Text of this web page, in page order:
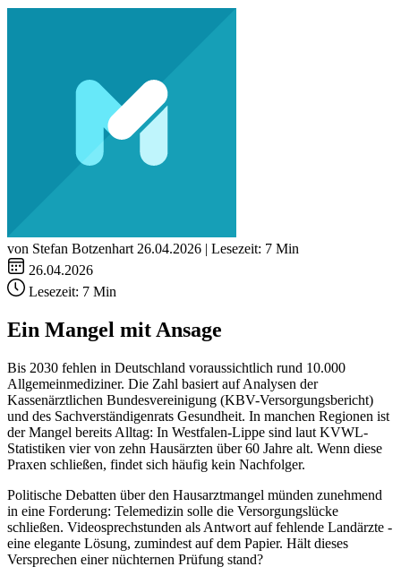
von Stefan Botzenhart 26.04.2026 | Lesezeit: 7 Min
26.04.2026
Lesezeit: 7 Min
Ein Mangel mit Ansage
Bis 2030 fehlen in Deutschland voraussichtlich rund 10.000
Allgemeinmediziner. Die Zahl basiert auf Analysen der
Kassenärztlichen Bundesvereinigung (KBV-Versorgungsbericht)
und des Sachverständigenrats Gesundheit. In manchen Regionen ist
der Mangel bereits Alltag: In Westfalen-Lippe sind laut KVWL-
Statistiken vier von zehn Hausärzten über 60 Jahre alt. Wenn diese
Praxen schließen, findet sich häufig kein Nachfolger.
Politische Debatten über den Hausarztmangel münden zunehmend
in eine Forderung: Telemedizin solle die Versorgungslücke
schließen. Videosprechstunden als Antwort auf fehlende Landärzte -
eine elegante Lösung, zumindest auf dem Papier. Hält dieses
Versprechen einer nüchternen Prüfung stand?